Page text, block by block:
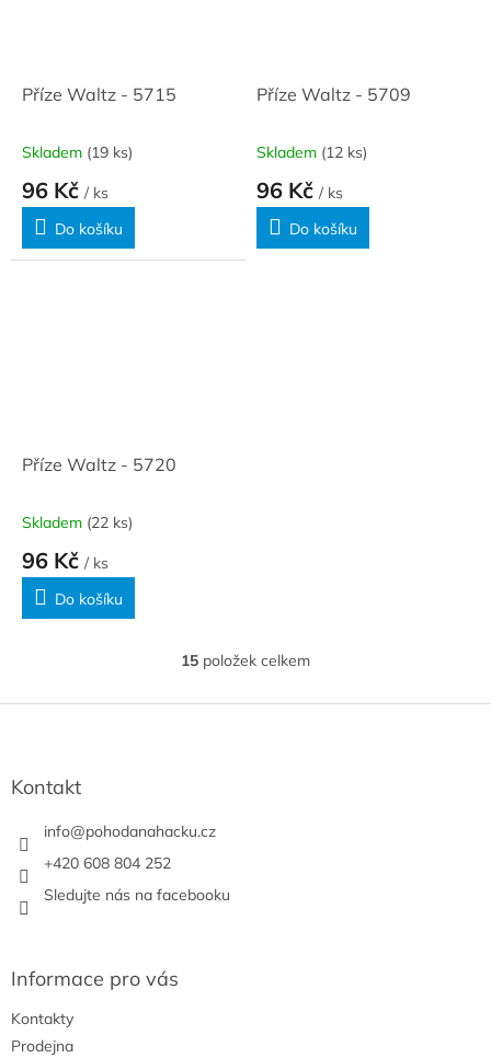
Příze Waltz - 5715
Skladem (19 ks)
96 Kč / ks
Do košíku
Příze Waltz - 5709
Skladem (12 ks)
96 Kč / ks
Do košíku
Příze Waltz - 5720
Skladem (22 ks)
96 Kč / ks
Do košíku
O
l
15 položek celkem
Z
Kontakt
info@pohodanahacku.cz
+420 608 804 252
Sledujte nás na facebooku
Informace pro vás
Kontakty
Prodejna